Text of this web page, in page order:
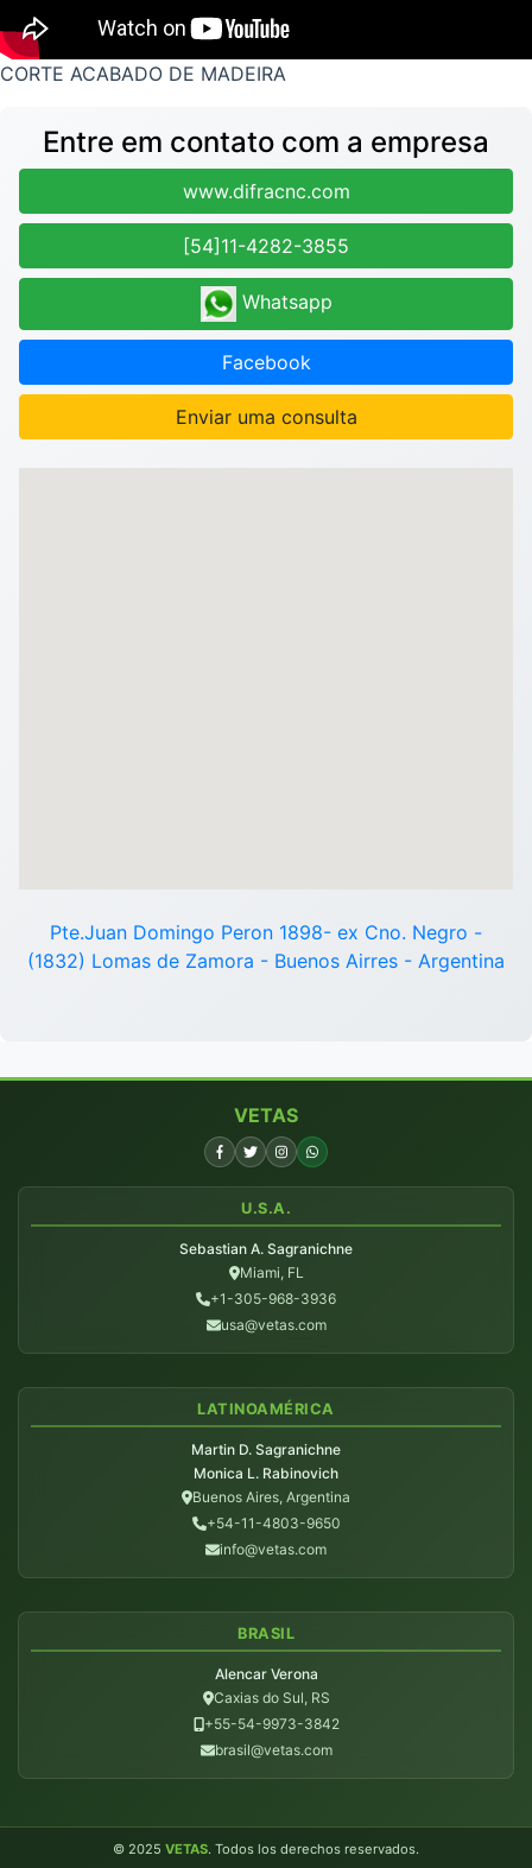
CORTE ACABADO DE MADEIRA
Entre em contato com a empresa
www.difracnc.com
[54]11-4282-3855
Whatsapp
Facebook
Enviar uma consulta
Pte.Juan Domingo Peron 1898- ex Cno. Negro -
(1832) Lomas de Zamora - Buenos Airres - Argentina
VETAS
U.S.A.
Sebastian A. Sagranichne
Miami, FL
+1-305-968-3936
usa@vetas.com
LATINOAMÉRICA
Martin D. Sagranichne
Monica L. Rabinovich
Buenos Aires, Argentina
+54-11-4803-9650
info@vetas.com
BRASIL
Alencar Verona
Caxias do Sul, RS
+55-54-9973-3842
brasil@vetas.com
© 2025 VETAS. Todos los derechos reservados.